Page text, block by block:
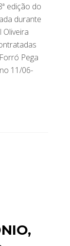
edição do
durante
Pega
11/06-